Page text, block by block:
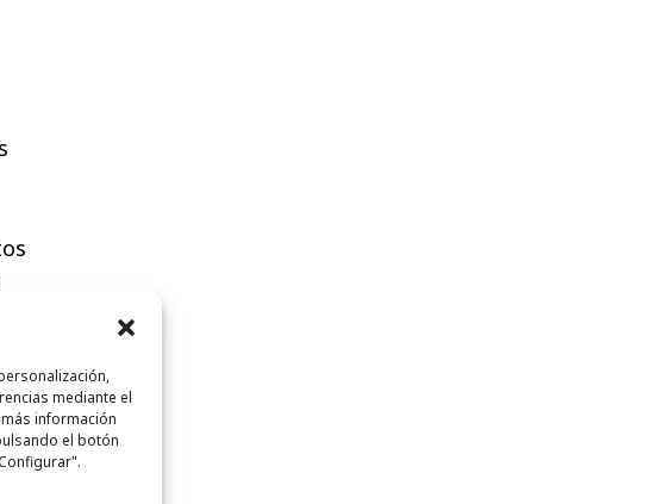
mediante el
información
el botón